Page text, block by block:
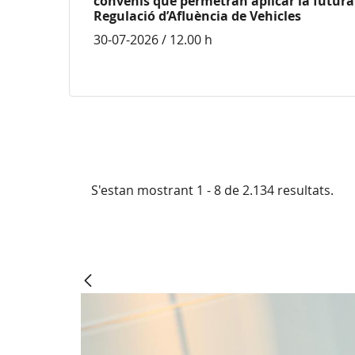
Regulació d’Afluència de Vehicles
30-07-2026 / 12.00 h
S'estan mostrant 1 - 8 de 2.134 resultats.